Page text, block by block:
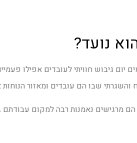
נועד?
יום גיבוש חוויתי לעובדים אפילו
שבו הם עובדים ומאזור
מרגישים נאמנות רבה למקום